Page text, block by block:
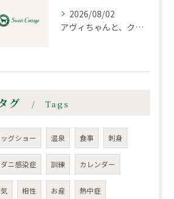
2026/08/02
アヴィちゃんと、クロエちゃん
グ Tags
ッグショー 温泉 食事 刺身
ニ感染症 訓練 カレンダー
相性 お産 熱中症